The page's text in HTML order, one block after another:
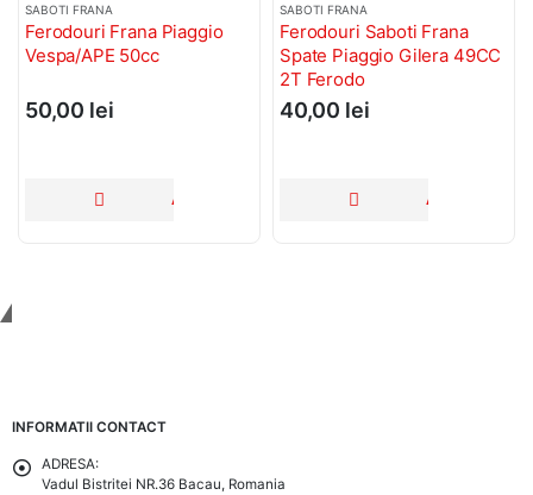
SABOTI FRANA
Ferodouri Frana Piaggio
Vespa/APE 50cc
50,00 lei
ADAUGĂ ÎN COȘ
SABOTI FRANA
Ferodouri Saboti Frana
Spate Piaggio Gilera 49CC
2T Ferodo
40,00 lei
ADAUGĂ ÎN
INFORMATII CONTACT
ADRESA:
Vadul Bistritei NR.36 Bacau, Romania